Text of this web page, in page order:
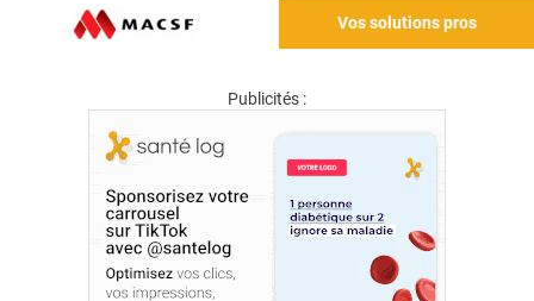
Vos solutions pros
Publicités :